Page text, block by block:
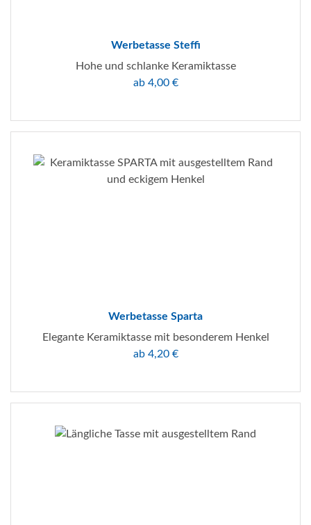
Werbetasse Steffi
Hohe und schlanke Keramiktasse
ab 4,00 €
Werbetasse Sparta
Elegante Keramiktasse mit besonderem Henkel
ab 4,20 €